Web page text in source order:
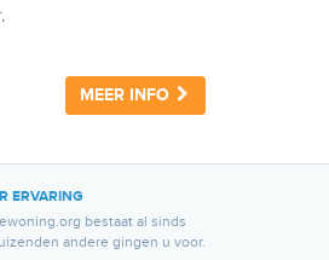
MEER INFO
ERVARING
bestaat al sinds
andere gingen u voor.